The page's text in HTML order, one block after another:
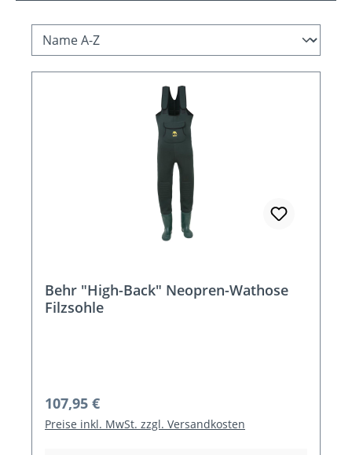
Behr "High-Back" Neopren-Wathose
Filzsohle
Regulärer Preis:
107,95 €
Preise inkl. MwSt. zzgl. Versandkosten